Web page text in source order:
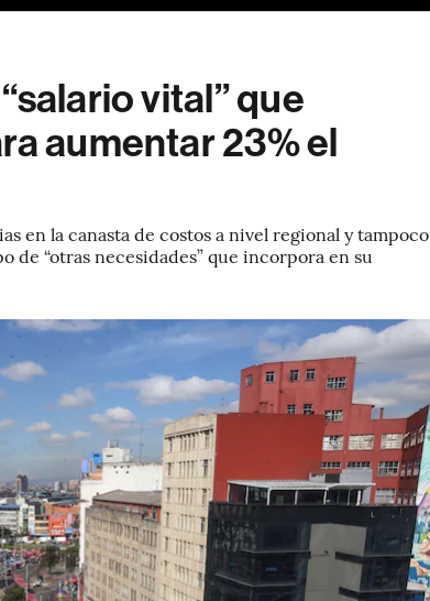
vital” que
aumentar 23% el
en la canasta de costos a nivel regional y tampoco
de “otras necesidades” que incorpora en su